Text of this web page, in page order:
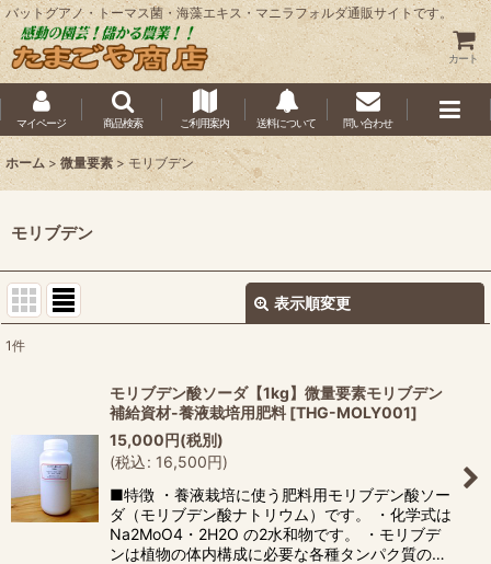
バットグアノ・トーマス菌・海藻エキス・マニラフォルダ通販サイトです。
カート
マイページ 商品検索 ご利用案内 送料について 問い合わせ
ホーム > 微量要素 > モリブデン
モリブデン
表示順変更
絞り込む
1件
モリブデン酸ソーダ【1kg】微量要素モリブデン
補給資材-養液栽培用肥料 [THG-MOLY001]
15,000円(税別)
(税込: 16,500円)
■特徴 ・養液栽培に使う肥料用モリブデン酸ソー
ダ（モリブデン酸ナトリウム）です。 ・化学式は
Na2MoO4・2H2O の2水和物です。 ・モリブデ
ンは植物の体内構成に必要な各種タンパク質の…